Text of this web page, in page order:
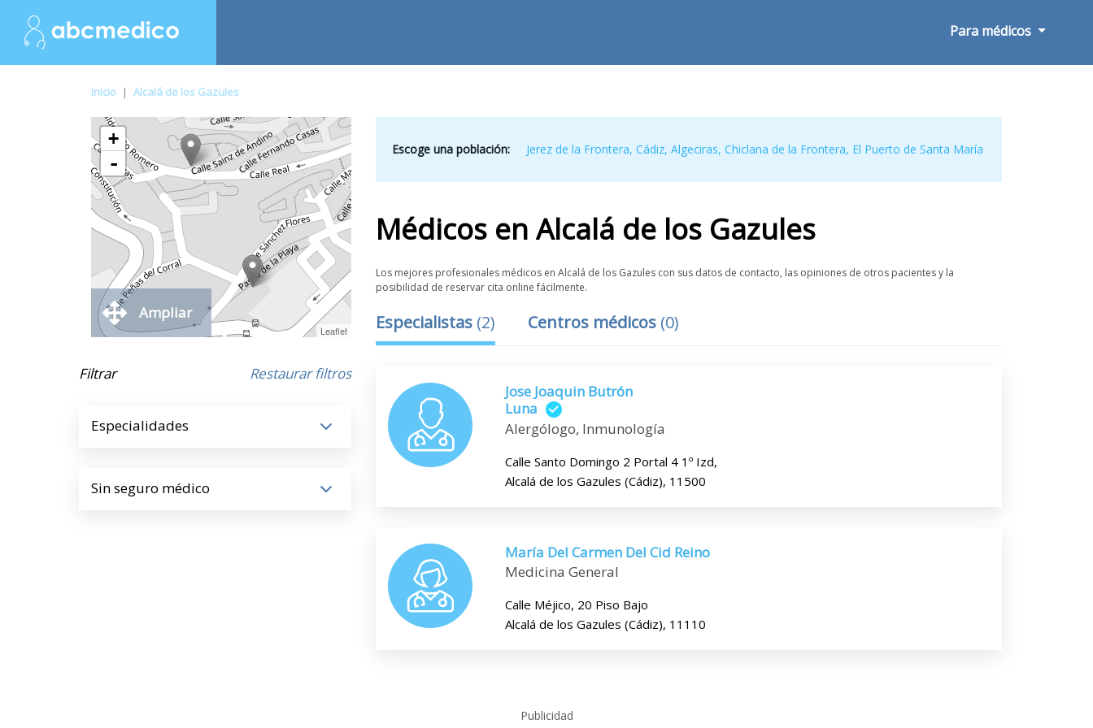
Para médicos
Inicio | Alcalá de los Gazules
+
-
Leaflet
Ampliar
Filtrar Restaurar filtros
Especialidades
Sin seguro médico
Escoge una población: Jerez de la Frontera,Cádiz,Algeciras,Chiclana de la Frontera, El Puerto de Santa María
Médicos enAlcalá de los Gazules
Los mejores profesionales médicos en Alcalá de los Gazules con sus datos de contacto, las opiniones de otros pacientes y la
posibilidad de reservar cita online fácilmente.
Especialistas (2) Centros médicos (0)
Jose Joaquin Butrón
Luna
Alergólogo, Inmunología
Calle Santo Domingo 2 Portal 4 1º Izd,
Alcalá de los Gazules (Cádiz), 11500
María Del Carmen Del Cid Reino
Medicina General
Calle Méjico, 20 Piso Bajo
Alcalá de los Gazules (Cádiz), 11110
Publicidad